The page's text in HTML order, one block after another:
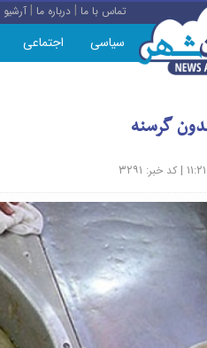
تماس با ما |درباره ما |آرشیو
سیاسی اجتماعی
گرسنه
| کد خبر: ۳۲۹۱